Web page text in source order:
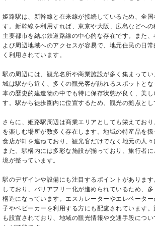
姫路駅は、新幹線と在来線が接続しているため、全
す。新幹線を利用すれば、東京や大阪、広島などへの
主要都市を結ぶ鉄道路線の中心的な存在です。また
よび周辺地域へのアクセスが容易で、地元住民の日
く利用されています。
駅の周辺には、観光名所や商業施設が多く集まって
城は駅から近く、多くの観光客が訪れるスポットと
本の歴史的建造物の中でも特に保存状態が良く、美
す。駅から徒歩圏内に位置するため、観光の拠点とし
さらに、姫路駅周辺は商業エリアとしても栄えてお
を楽しむ場所が数多く存在します。地域の特産品を
食店が軒を連ねており、観光客だけでなく地元の人々
また、駅構内には多彩な施設が揃っており、旅行者
境が整っています。
駅のデザインや設備にも注目するポイントがありま
しており、バリアフリー化が進められているため、
構造になっています。エスカレーターやエレベータ
子やベビーカーを利用する方にも配慮されています
も設置されており、地域の観光情報や交通手段につ